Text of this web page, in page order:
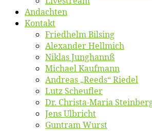
An­dach­ten
Kon­takt
Fried­helm Bilsing
Alex­an­der Hellmich
Ni­klas Junghannß
Mi­cha­el Kaufmann
An­dre­as „Reeds“ Riedel
Lutz Scheuf­ler
Dr. Chris­­ta-Ma­ria
Jens Ulb­richt
Gun­tram Wurst